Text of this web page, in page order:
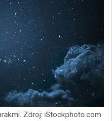
Zdroj: iStockphoto.com